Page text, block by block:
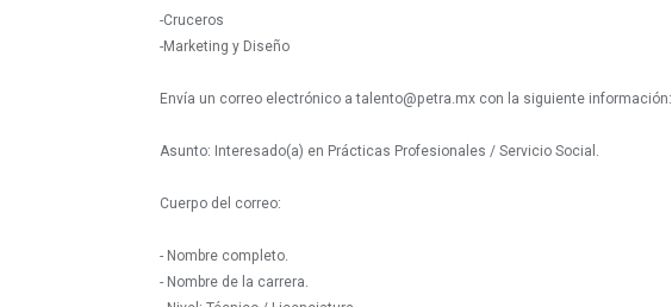
-Cruceros
-Marketing y Diseño
Envía un correo electrónico a talento@petra.mx con la siguiente información:
Asunto: Interesado(a) en Prácticas Profesionales / Servicio Social.
Cuerpo del correo:
- Nombre completo.
- Nombre de la carrera.